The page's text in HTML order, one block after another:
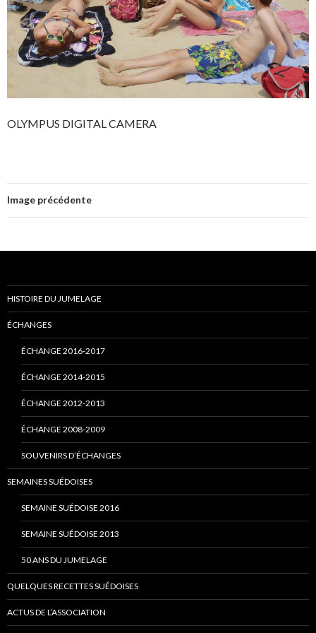
OLYMPUS DIGITAL CAMERA
Image précédente
HISTOIRE DU JUMELAGE
ÉCHANGES
ÉCHANGE 2016-2017
ÉCHANGE 2014-2015
ÉCHANGE 2012-2013
ÉCHANGE 2008-2009
SOUVENIRS D’ÉCHANGES
SEMAINES SUÉDOISES
SEMAINE SUÉDOISE 2016
SEMAINE SUÉDOISE 2013
50 ANS DU JUMELAGE
QUELQUES RECETTES SUÉDOISES
ACTUS DE L’ASSOCIATION